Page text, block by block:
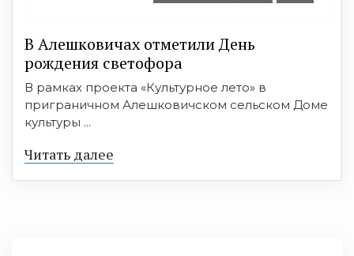
В Алешковичах отметили День
рождения светофора
В рамках проекта «Культурное лето» в
приграничном Алешковичском сельском Доме
культуры ...
Читать далее